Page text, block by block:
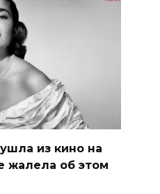
из кино на
жалела об этом